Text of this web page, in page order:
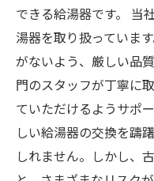
できる給湯器です。 当
湯器を取り扱っていま
がないよう、厳しい品
門のスタッフが丁寧に
ていただけるようサポ
しい給湯器の交換を躊
しれません。しかし、